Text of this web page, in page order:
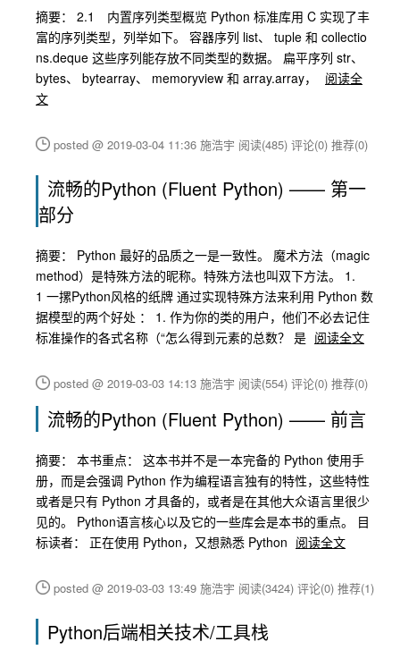
摘要： 2.1 内置序列类型概览 Python 标准库用 C 实现了丰
富的序列类型，列举如下。 容器序列 list、 tuple 和 collectio
ns.deque 这些序列能存放不同类型的数据。 扁平序列 str、
bytes、 bytearray、 memoryview 和 array.array，
阅读全
文
posted @ 2019-03-04 11:36 施浩宇 阅读(485) 评论(0) 推荐(0)
流畅的Python (Fluent Python) —— 第一
部分
摘要： Python 最好的品质之一是一致性。 魔术方法（magic
method）是特殊方法的昵称。特殊方法也叫双下方法。 1.
1 一摞Python风格的纸牌 通过实现特殊方法来利用 Python 数
据模型的两个好处 ： 1. 作为你的类的用户，他们不必去记住
标准操作的各式名称（“怎么得到元素的总数？ 是 阅读全文
posted @ 2019-03-03 14:13 施浩宇 阅读(554) 评论(0) 推荐(0)
流畅的Python (Fluent Python) —— 前言
摘要： 本书重点： 这本书并不是一本完备的 Python 使用手
册，而是会强调 Python 作为编程语言独有的特性，这些特性
或者是只有 Python 才具备的，或者是在其他大众语言里很少
见的。 Python语言核心以及它的一些库会是本书的重点。 目
标读者： 正在使用 Python，又想熟悉 Python 阅读全文
posted @ 2019-03-03 13:49 施浩宇 阅读(3424) 评论(0) 推荐(1)
Python后端相关技术/工具栈